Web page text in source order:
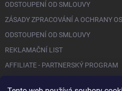
ODSTOUPENÍ OD SMLOUVY
ZÁSADY ZPRACOVÁNÍ A OCHRANY
ODSTOUPENÍ OD SMLOUVY
REKLAMAČNÍ LIST
AFFILIATE - PARTNERSKÝ PROGRAM